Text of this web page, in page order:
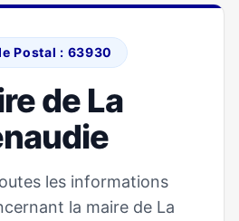
Postal : 63930
de La
les informations
la maire de La